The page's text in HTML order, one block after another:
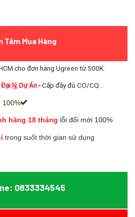
Tâm Mua Hàng
cho đơn hàng Ugreen từ 500K.
lý, Dự Án-Cấp đầy đủ CO/CQ...
100%
hãng 18 tháng lỗi đổi mới 100%
trong suốt thời gian sử dụng
0833334545